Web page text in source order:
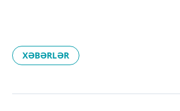
XƏBƏRLƏR